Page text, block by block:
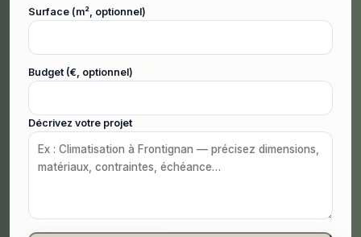
Surface (m², optionnel)
Budget (€, optionnel)
Décrivez votre projet